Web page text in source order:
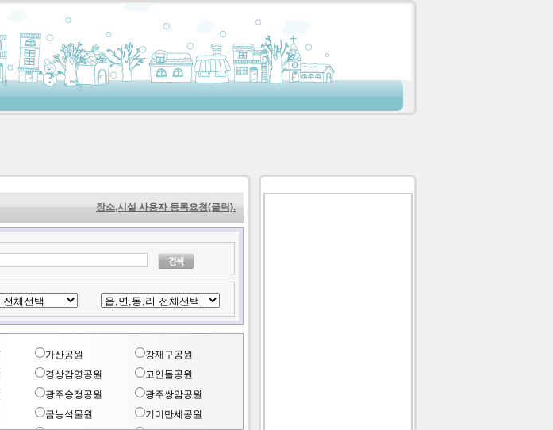
장소,시설 사용자 등록요청(클릭).
가산공원
강재구공원
경상감영공원
고인돌공원
광주송정공원
광주쌍암공원
금능석물원
기미만세공원